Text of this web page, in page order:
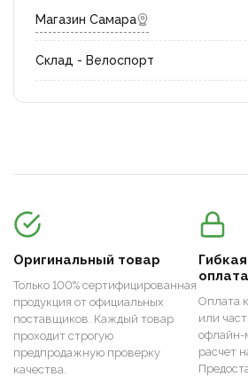
Магазин Самара
Склад - Велоспорт
Оригинальный товар
Только 100% сертифицированная
продукция от официальных
поставщиков. Каждый товар
проходит строгую
предпродажную проверку
качества.
оплата
Оплата
или
офлайн-
расчет